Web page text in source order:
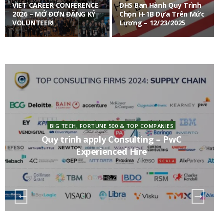
VIET CAREER CONFERENCE
2026 – MỞ ĐƠN ĐĂNG KÝ
VOLUNTEER!
DHS Ban Hành Quy Trình
Chọn H-1B Dựa Trên Mức
Lương – 12/23/2025
BIG TECH, FORTUNE 500 & TOP COMPANIES
Quy trình tuyển dụng Consulting/Big4 –
Tổng hợp kinh nghiệm